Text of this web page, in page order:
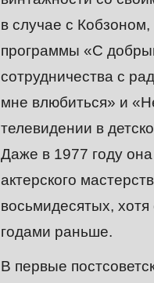
в случае с
программы «С
сотрудничества с
мне влюбиться» и
телевидении в
Даже в 1977 году
актерского
восьмидесятых,
годами раньше.
В первые